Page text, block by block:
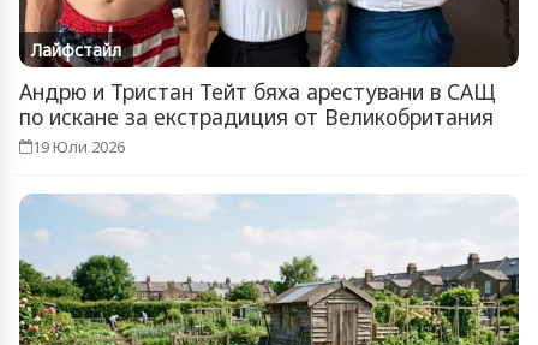
Лайфстайл
Андрю и Тристан Тейт бяха арестувани в САЩ
по искане за екстрадиция от Великобритания
19 Юли 2026